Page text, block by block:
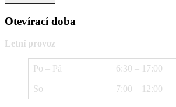
Otevírací doba
Letní provoz
Po – Pá 6:30 – 17:00
So 7:00 – 12:00